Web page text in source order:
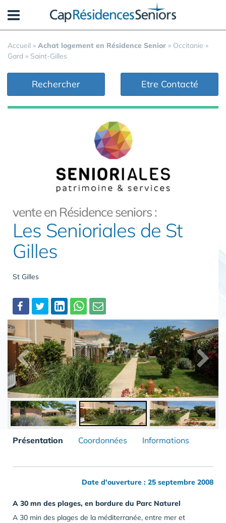
Accueil » Achat logement en Résidence Senior » Occitanie »
Gard » Saint-Gilles
Rechercher Etre Contacté
vente en Résidence seniors :
Les Senioriales de St
Gilles
St Gilles
Partager
Présentation Coordonnées Informations
Date d'ouverture : 25 septembre 2008
A 30 mn des plages, en bordure du Parc Naturel
A 30 min des plages de la méditerranée, entre mer et